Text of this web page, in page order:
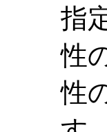
指
性
性